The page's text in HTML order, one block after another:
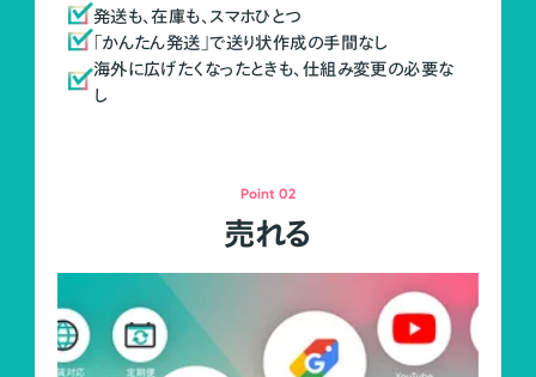
発送も、在庫も、スマホひとつ
「かんたん発送」で送り状作成の手間なし
海外に広げたくなったときも、仕組み変更の必要な
し
Point 02
売れる